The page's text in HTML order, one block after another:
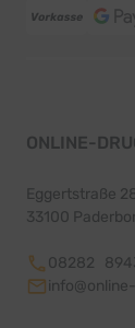
ONLINE-
Eggertstraße
33100
08282